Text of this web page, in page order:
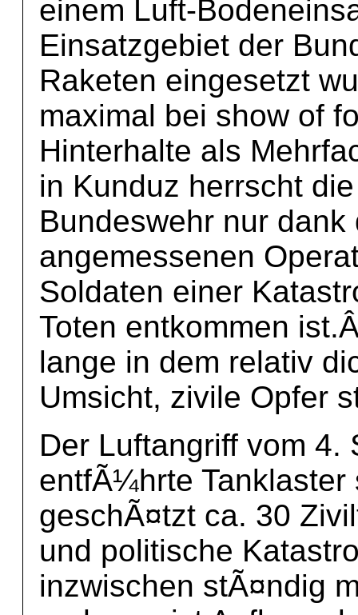
einem Luft-
Einsatzgebiet der
Raketen eingesetzt
maximal bei show of
Hinterhalte als
in Kunduz herrscht
Bundeswehr nur
angemessenen
Soldaten einer
Toten entkommen
lange in dem relativ
Umsicht, zivile Opfer
Der Luftangriff vom 4.
entfÃ¼hrte
geschÃ¤tzt ca. 30
und politische
inzwischen stÃ¤ndig